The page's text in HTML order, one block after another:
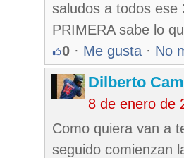
saludos a todos ese
PRIMERA sabe lo
0 · Me gusta · No
Dilberto
8 de enero de
Como quiera van a
seguido comienzan